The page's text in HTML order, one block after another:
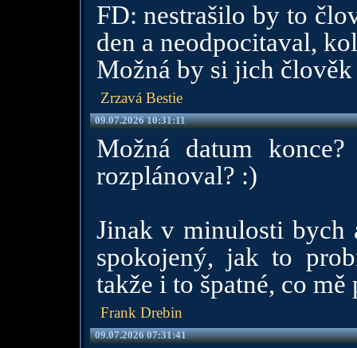
FD: nestrašilo by to
den a neodpocitaval,
Možná by si jich
Zrzavá Bestie
09.07.2026 10:31:11
Možná datum
rozplánoval? :)
Jinak v minulosti bych
spokojený, jak to
takže i to špatné, co
Frank Drebin
09.07.2026 07:31:41